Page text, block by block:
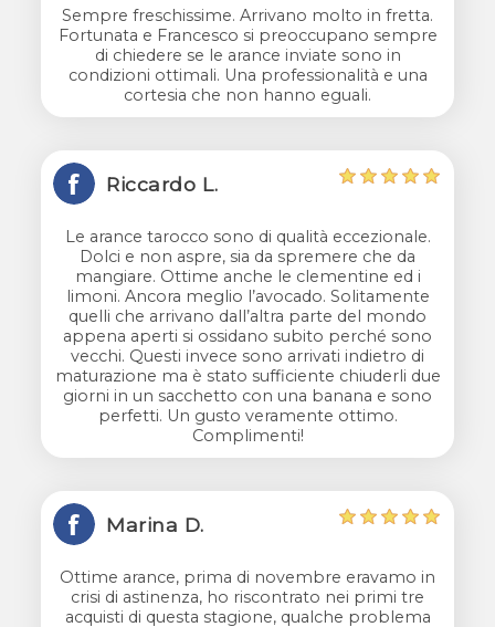
Sempre freschissime. Arrivano molto in fretta.
Fortunata e Francesco si preoccupano sempre
di chiedere se le arance inviate sono in
condizioni ottimali. Una professionalità e una
cortesia che non hanno eguali.
Riccardo L.
Le arance tarocco sono di qualità eccezionale.
Dolci e non aspre, sia da spremere che da
mangiare. Ottime anche le clementine ed i
limoni. Ancora meglio l’avocado. Solitamente
quelli che arrivano dall’altra parte del mondo
appena aperti si ossidano subito perché sono
vecchi. Questi invece sono arrivati indietro di
maturazione ma è stato sufficiente chiuderli due
giorni in un sacchetto con una banana e sono
perfetti. Un gusto veramente ottimo.
Complimenti!
Marina D.
Ottime arance, prima di novembre eravamo in
crisi di astinenza, ho riscontrato nei primi tre
acquisti di questa stagione, qualche problema